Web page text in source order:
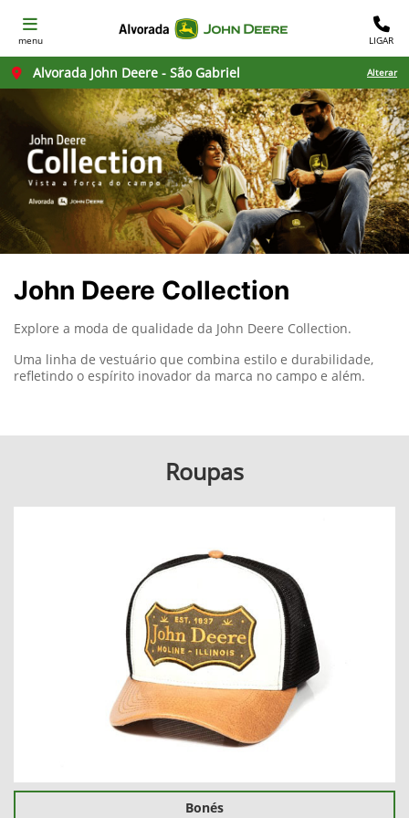
menu LIGAR
Alvorada John Deere - São Gabriel Alterar
John Deere Collection
Explore a moda de qualidade da John Deere Collection.
Uma linha de vestuário que combina estilo e durabilidade,
refletindo o espírito inovador da marca no campo e além.
Roupas
Bonés